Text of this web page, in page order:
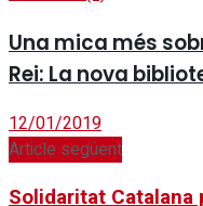
Una mica més
Rei: La nova
12/01/2019
Article següent
Solidaritat Catalana